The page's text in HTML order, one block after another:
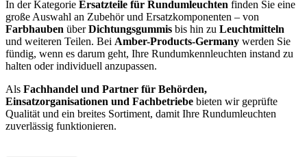
In der Kategorie Ersatzteile für Rundumleuchten finden Sie eine
große Auswahl an Zubehör und Ersatzkomponenten – von
Farbhauben überDichtungsgummis bis hin zu Leuchtmitteln
und weiteren Teilen. Bei Amber-Products-Germany werden Sie
fündig, wenn es darum geht, Ihre Rundumkennleuchten instand zu
halten oder individuell anzupassen.
Als Fachhandel und Partner für Behörden,
Einsatzorganisationen und Fachbetriebe bieten wir geprüfte
Qualität und ein breites Sortiment, damit Ihre Rundumleuchten
zuverlässig funktionieren.